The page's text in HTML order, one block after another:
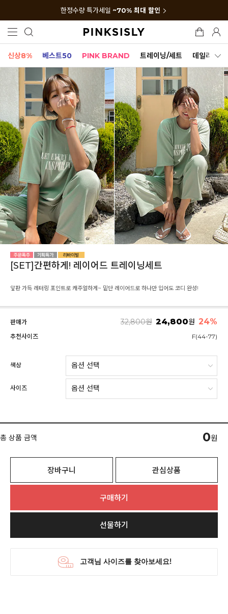
한정수량 특가세일 ~70% 최대 할인
신상8% 베스트50 PINK BRAND 트레이닝/세트 데일리세트
[SET]간편하게! 레이어드 트레이닝세트
앞판 가득 레터링 포인트로 캐주얼하게~ 밑단 레이어드로 하나만 입어도 코디 완성!
판매가 32,800원 24,800원 24%
추천사이즈 F(44-77)
색상
사이즈
총 상품 금액 0원
장바구니 관심상품
구매하기
선물하기